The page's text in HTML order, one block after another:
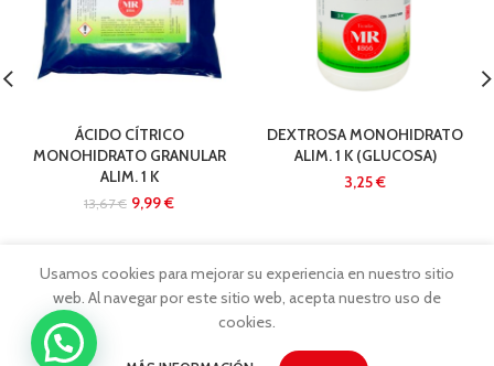
ÁCIDO CÍTRICO
MONOHIDRATO GRANULAR
ALIM. 1 K
13,67€ 9,99€
DEXTROSA MONOHIDRATO
ALIM. 1 K (GLUCOSA)
€
Usamos cookies para mejorar su experiencia en nuestro sitio
web. Al navegar por este sitio web, acepta nuestro uso de
cookies.